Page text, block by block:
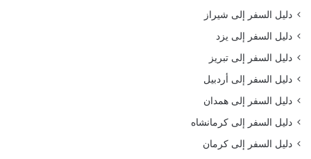
دليل السفر إلى شيراز
دليل السفر إلى يزد
دليل السفر إلى تبريز
دليل السفر إلى أردبيل
دليل السفر إلى همدان
دليل السفر إلى كرمانشاه
دليل السفر إلى كرمان